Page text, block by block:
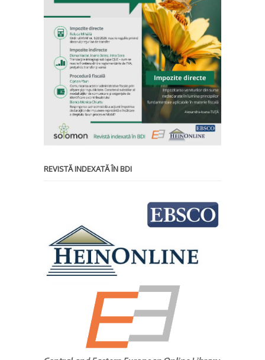
REVISTĂ INDEXATĂ ÎN BDI